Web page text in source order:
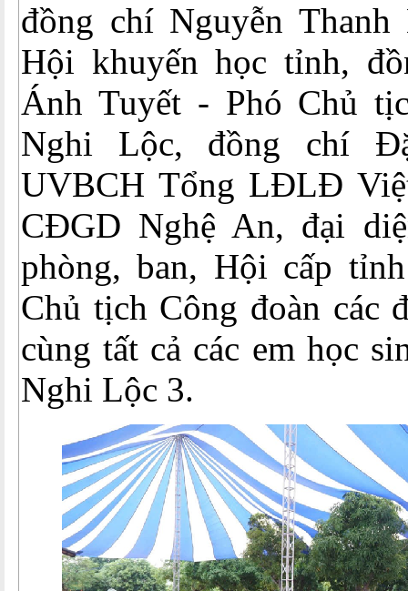
đồng chí Nguyễn
Hội khuyến học tỉnh,
Ánh Tuyết - Phó Chủ
Nghi Lộc, đồng chí
UVBCH Tổng LĐLĐ
CĐGD Nghệ An, đại
phòng, ban, Hội cấp
Chủ tịch Công đoàn các
cùng tất cả các em học
Nghi Lộc 3.